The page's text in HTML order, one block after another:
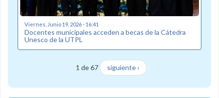
Viernes, Junio 19, 2026 - 16:41
Docentes municipales acceden a becas de la Cátedra
Unesco de la UTPL
1 de 67 siguiente ›